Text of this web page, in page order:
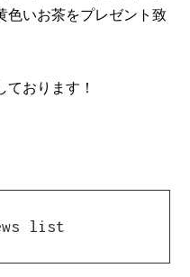
色いお茶をプレゼント致
おります！
list